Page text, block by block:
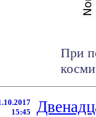
При
15:45